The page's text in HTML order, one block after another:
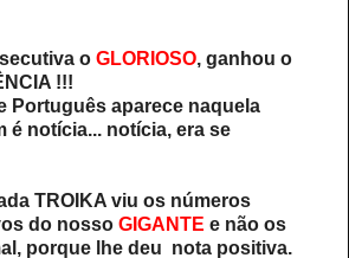
o GLORIOSO, ganhou o
!!!
Português aparece naquela
é notícia... notícia, era se
TROIKA viu os números
do nosso GIGANTE e não os
porque lhe deu nota positiva.